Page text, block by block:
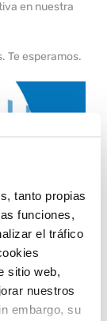
tanto propias
funciones,
el tráfico
sitio web,
nuestros
embargo, su
en nuestra
Te esperamos.